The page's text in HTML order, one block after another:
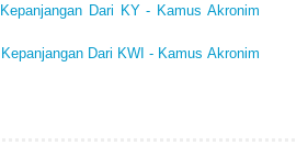
Dari KY - Kamus Akronim
Dari KWI - Kamus Akronim